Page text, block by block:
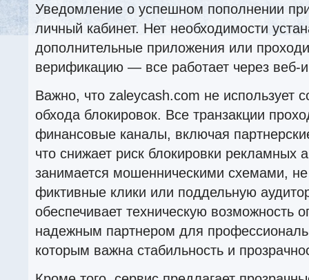
Уведомление о успешном пополнении
личный кабинет. Нет необходимости
дополнительные приложения или
верификацию — все работает через веб-
Важно, что zaleycash.com не использует
обхода блокировок. Все транзакции
финансовые каналы, включая
что снижает риск блокировки рекламных
занимается мошенническими схемами, не
фиктивные клики или поддельную
обеспечивает техническую возможность
надежным партнером для
которым важна стабильность и